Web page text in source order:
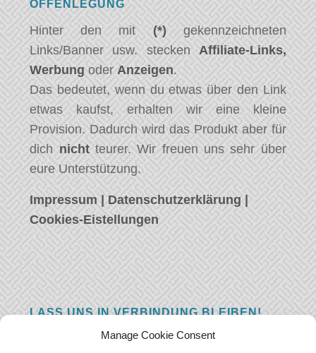
Manage Cookie Consent
OFFENLEGUNG
Hinter den mit (*) gekennzeichneten
Links/Banner usw. stecken Affiliate-Links,
Werbung oderAnzeigen.
Das bedeutet, wenn du etwas über den Link
etwas kaufst, erhalten wir eine kleine
Provision. Dadurch wird das Produkt aber für
dich nichtteurer. Wir freuen uns sehr über
eure Unterstützung.
Impressum | Datenschutzerklärung |
Cookies-Eistellungen
LASS UNS IN VERBINDUNG BLEIBEN!
Hast eine Frage, einen Kommentar, oder